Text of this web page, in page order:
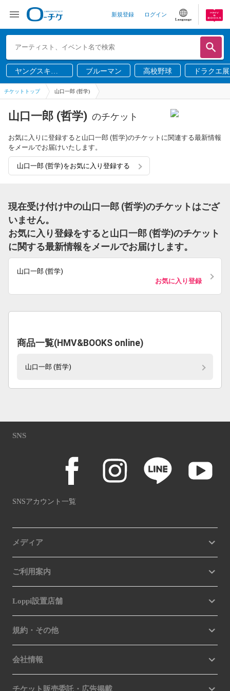
新規登録 ログイン
Language
ヤングスキニ
ー
ブルーマン 高校野球 ドラクエ展
チケットトップ 山口一郎 (哲学)
山口一郎 (哲学) のチケット
お気に入りに登録すると山口一郎 (哲学)のチケットに関連する最新情報
をメールでお届けいたします。
山口一郎 (哲学)をお気に入り登録する
現在受け付け中の山口一郎 (哲学)のチケットはござ
いません。
お気に入り登録をすると山口一郎 (哲学)のチケット
に関する最新情報をメールでお届けします。
山口一郎 (哲学)
お気に入り登録
商品一覧(HMV&BOOKS online)
山口一郎 (哲学)
SNS
SNSアカウント一覧
メディア
ご利用案内
Loppi設置店舗
規約・その他
会社情報
チケット販売委託・広告掲載